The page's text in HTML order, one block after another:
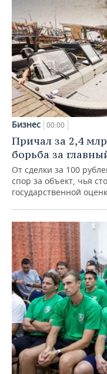
Бизнес 00:00
Причал за 2,4
борьба за
От сделки за 100
спор за объект, чья
государственной